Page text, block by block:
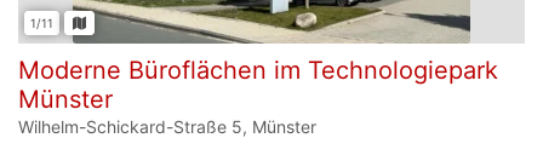
1/11
Moderne Büroflächen im Technologiepark
Münster
Wilhelm-Schickard-Straße 5, Münster